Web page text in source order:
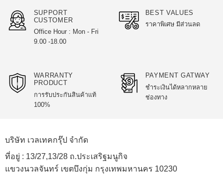
multiple
variants.
chosen
on
multiple
variants.
chosen
on
SUPPORT
CUSTOMER
Office Hour : Mon - Fri
9.00 -18.00
BEST VALUES
ราคาพิเศษ มีส่วนลด
WARRANTY
PRODUCT
การรับประกันสินค้าแท้
100%
PAYMENT GATWAY
ชำระเงินได้หลากหลาย
ช่องทาง
บริษัท เวลเทคกรุ๊ป จำกัด
ที่อยู่ : 13/27,13/28 ถ.ประเสริฐมนูกิจ
แขวงนวลจันทร์ เขตบึงกุ่ม กรุงเทพมหานคร 10230